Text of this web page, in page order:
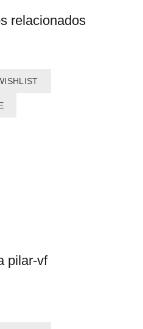
relacionados
pilar-vf